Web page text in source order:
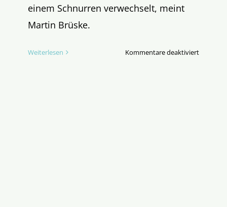
einem Schnurren verwechselt, meint
Martin Brüske.
Weiterlesen Kommentare deaktiviertfür